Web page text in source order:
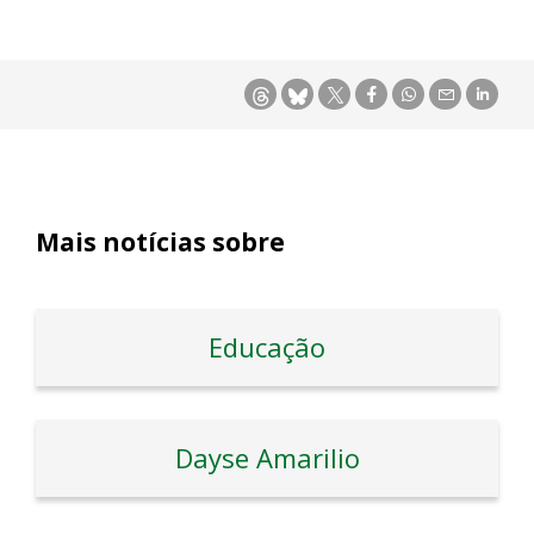
Mais notícias sobre
Educação
Dayse Amarilio